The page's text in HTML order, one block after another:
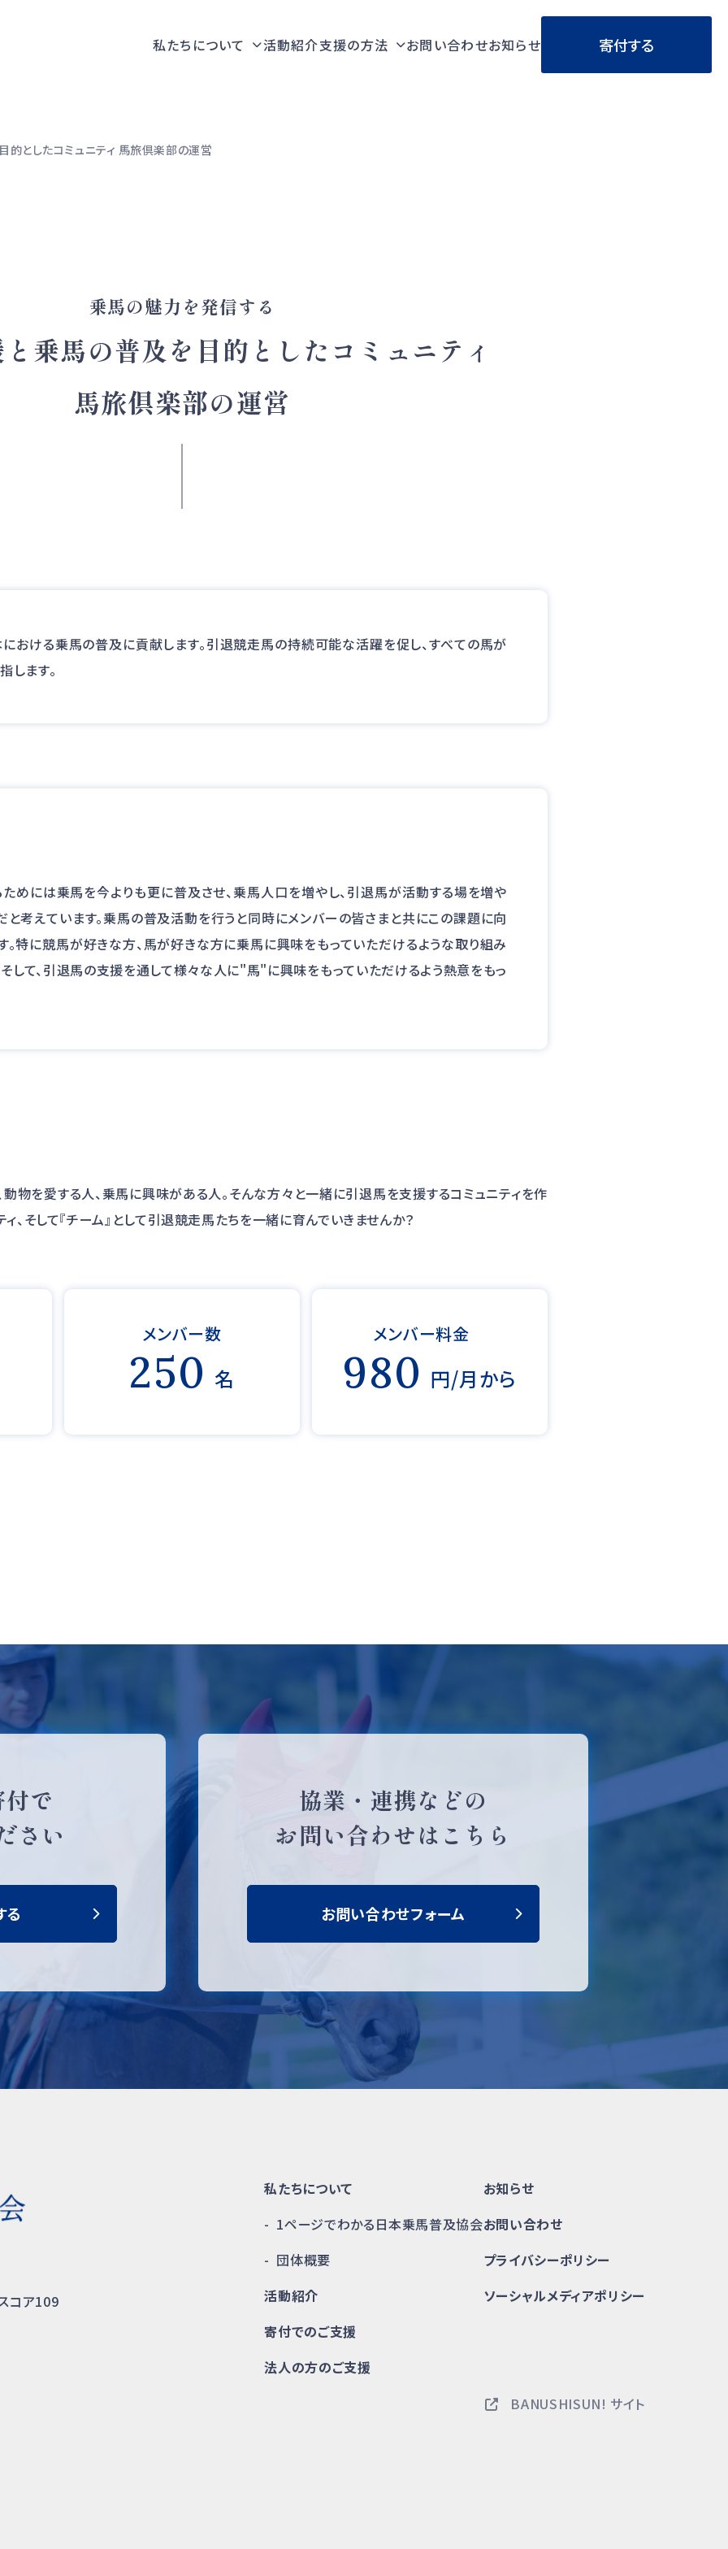
私たちについて 活動紹介支援の方法 お問い合わせお知らせ 寄付する
としたコミュニティ 馬旅倶楽部の運営
乗馬の魅力を発信する
乗馬の普及を目的としたコミュニティ
馬旅倶楽部の運営
おける乗馬の普及に貢献します。引退競走馬の持続可能な活躍を促し、すべての馬が
します。
めには乗馬を今よりも更に普及させ、乗馬人口を増やし、引退馬が活動する場を増や
と考えています。乗馬の普及活動を行うと同時にメンバーの皆さまと共にこの課題に向
。特に競馬が好きな方、馬が好きな方に乗馬に興味をもっていただけるような取り組み
そして、引退馬の支援を通して様々な人に"馬"に興味をもっていただけるよう熱意をもっ
物を愛する人、乗馬に興味がある人。そんな方々と一緒に引退馬を支援するコミュニティを作
、そして『チーム』として引退競走馬たちを一緒に育んでいきませんか？
メンバー数
250 名
メンバー料金
980 円/月から
で
さい
る
協業・連携などの
お問い合わせはこちら
お問い合わせフォーム
コア109
私たちについて
1ページでわかる日本乗馬普及協会
団体概要
活動紹介
寄付でのご支援
法人の方のご支援
お知らせ
お問い合わせ
プライバシーポリシー
ソーシャルメディアポリシー
BANUSHISUN! サイト